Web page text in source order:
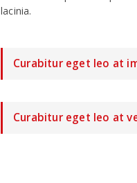
lacinia.
Curabitur eget leo at
Curabitur eget leo at